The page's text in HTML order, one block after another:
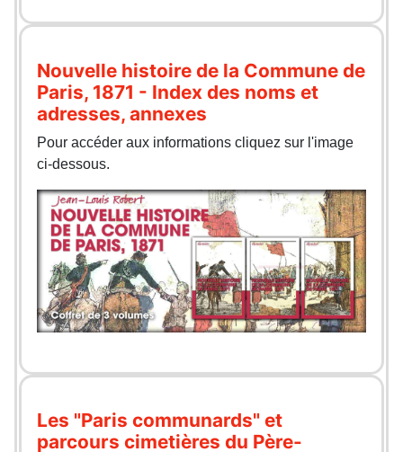
Nouvelle histoire de la Commune de
Paris, 1871 - Index des noms et
adresses, annexes
Pour accéder aux informations cliquez sur l'image
ci-dessous.
Les "Paris communards" et
parcours cimetières du Père-